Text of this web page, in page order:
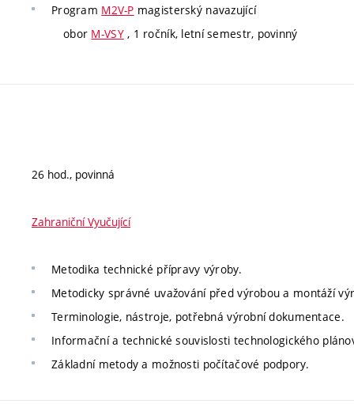
Program M2V-P magisterský navazující
obor M-VSY, 1 ročník, letní semestr, povinný
26 hod., povinná
Zahraniční Vyučující
Metodika technické přípravy výroby.
Metodicky správné uvažování před výrobou a montáží
Terminologie, nástroje, potřebná výrobní dokumentace.
Informační a technické souvislosti technologického
Základní metody a možnosti počítačové podpory.